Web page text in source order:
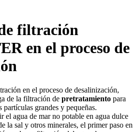
filtración
en el proceso de
en el proceso de desalinización,
de la filtración de pretratamiento para
grandes y pequeñas.
el agua de mar no potable en agua dulce
la sal y otros minerales, el primer paso en